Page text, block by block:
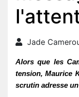
Jade
Alors que les
tension, Maurice
scrutin adresse